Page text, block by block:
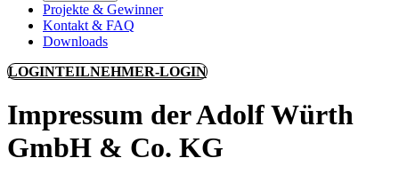
Projekte & Gewinner
Kontakt & FAQ
Downloads
LOGINTEILNEHMER-LOGIN
Impressum der Adolf Würth
GmbH & Co. KG